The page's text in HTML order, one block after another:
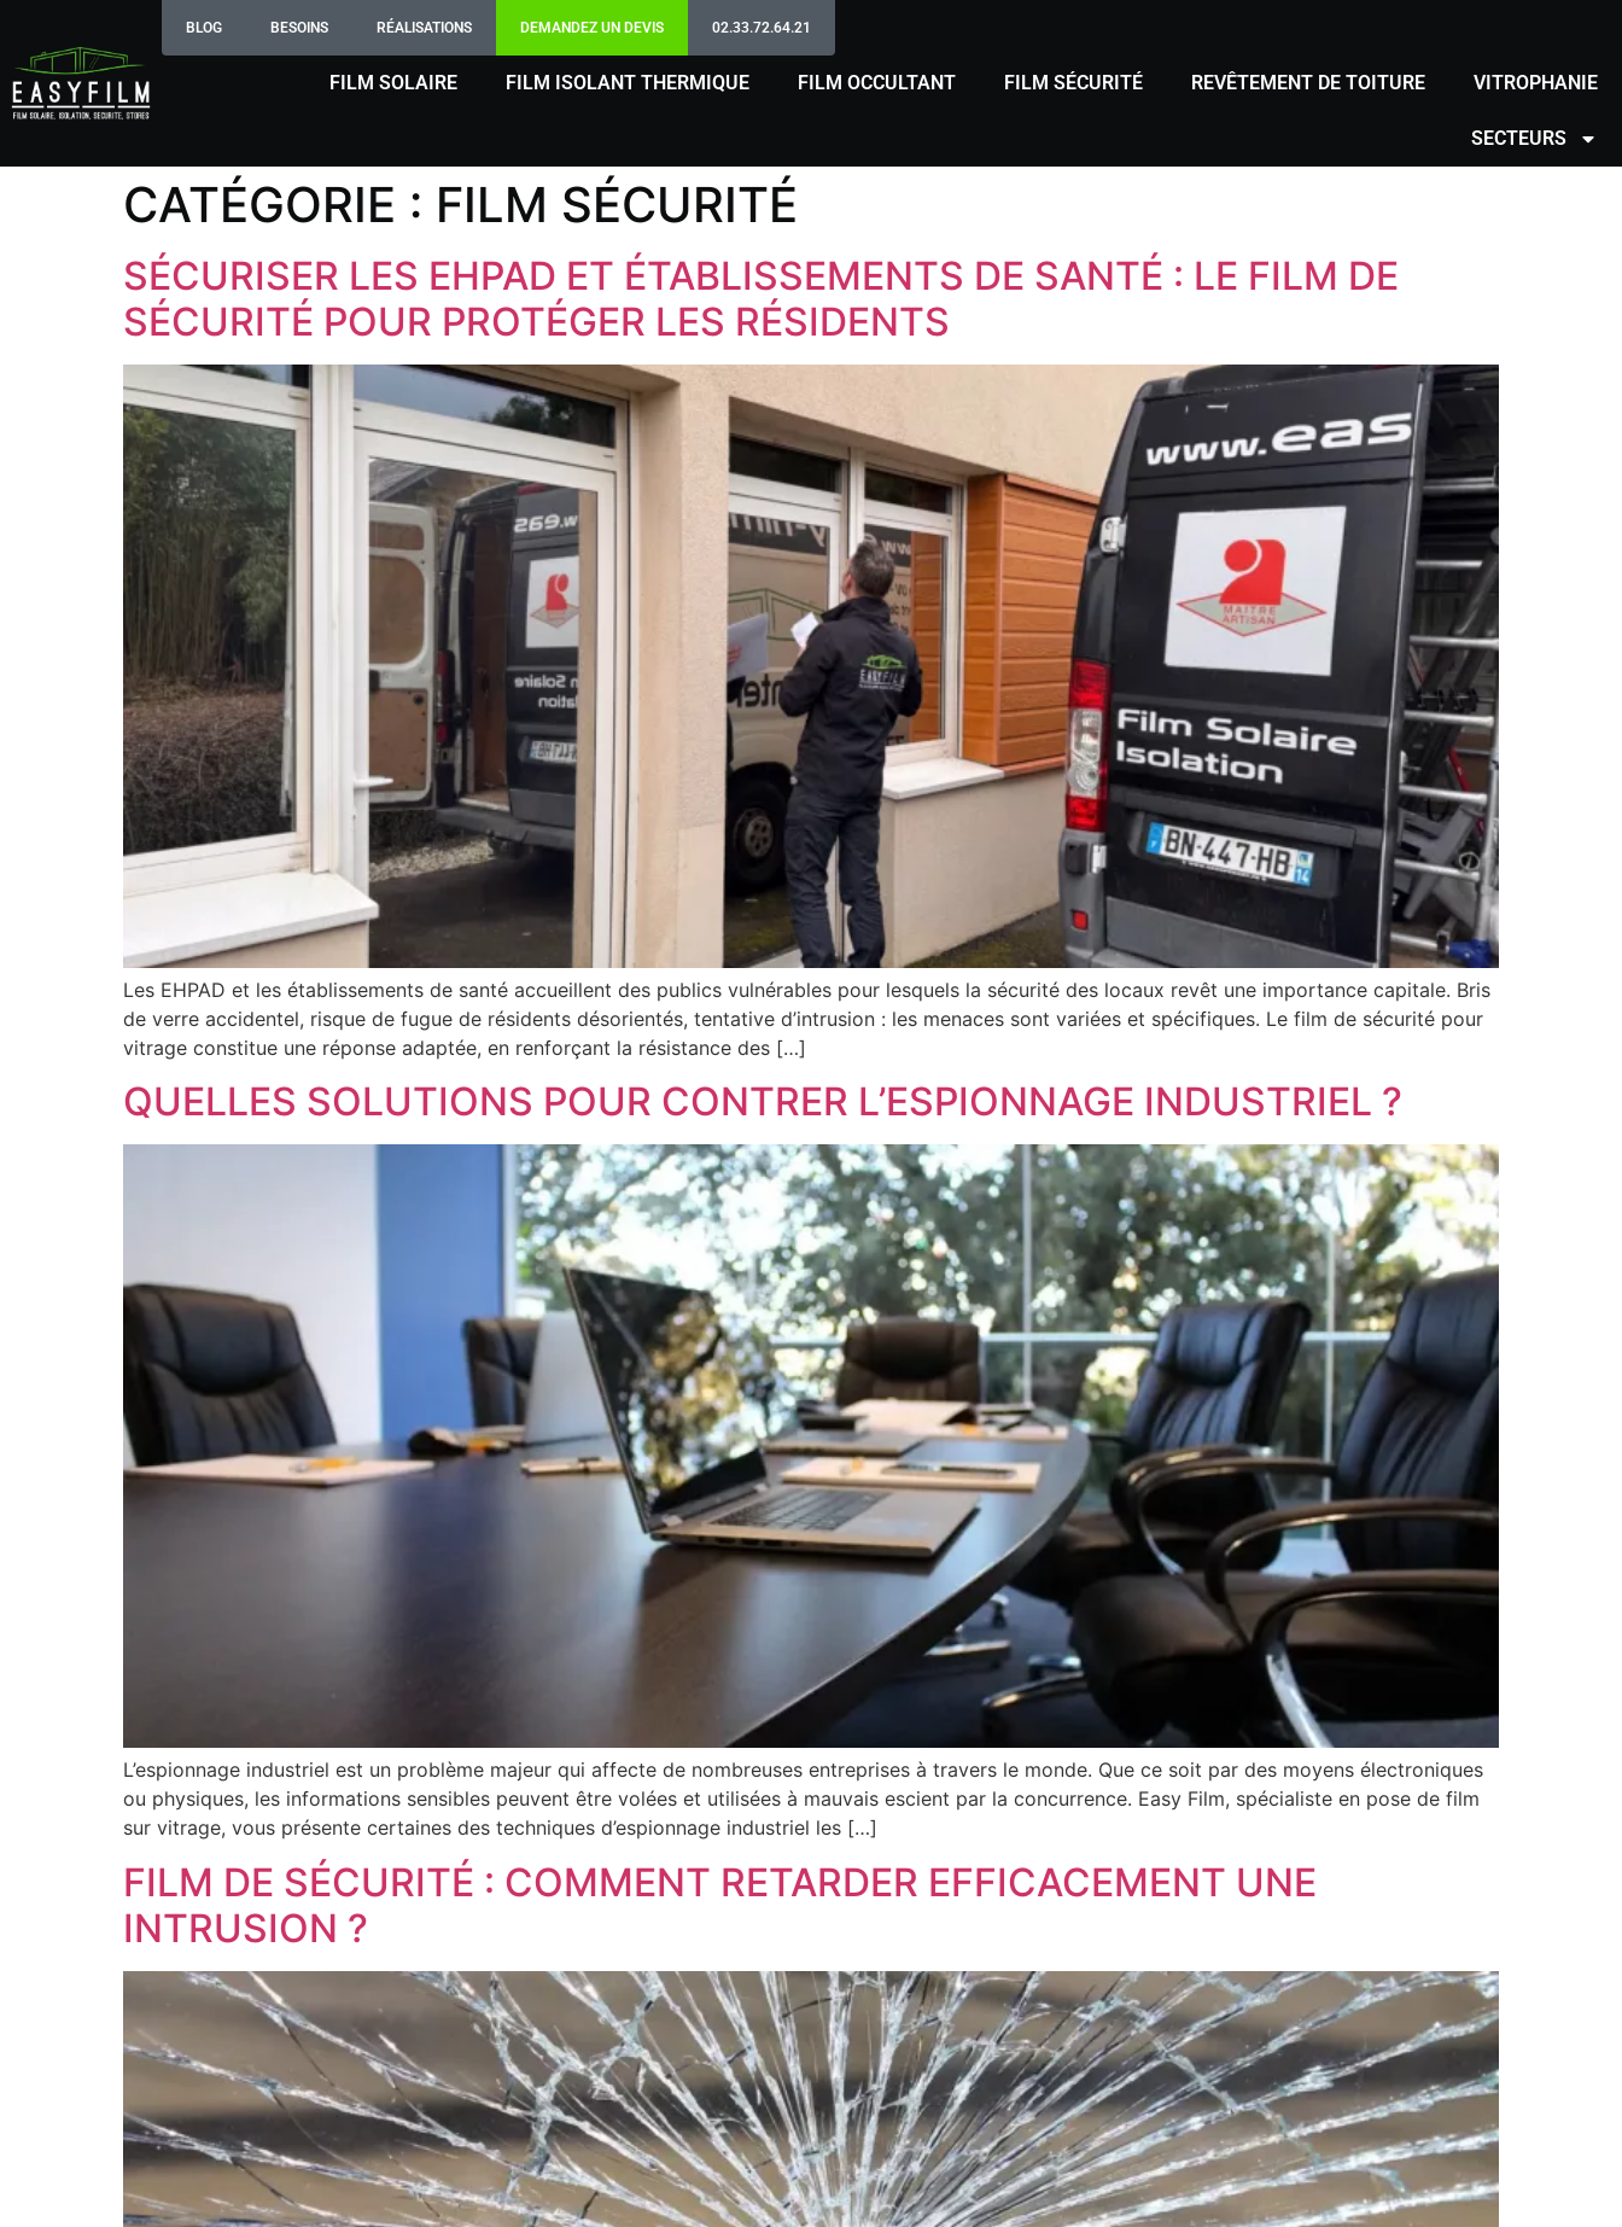
BLOG BESOINS RÉALISATIONS DEMANDEZ UN DEVIS 02.33.72.64.21
FILM SOLAIRE FILM ISOLANT THERMIQUE FILM OCCULTANT FILM SÉCURITÉ REVÊTEMENT DE TOITURE VITROPHANIE
SECTEURS
CATÉGORIE : FILM SÉCURITÉ
SÉCURISER LES EHPAD ET ÉTABLISSEMENTS DE SANTÉ : LE FILM DE
SÉCURITÉ POUR PROTÉGER LES RÉSIDENTS
Les EHPAD et les établissements de santé accueillent des publics vulnérables pour lesquels la sécurité des locaux revêt une importance capitale. Bris
de verre accidentel, risque de fugue de résidents désorientés, tentative d’intrusion : les menaces sont variées et spécifiques. Le film de sécurité pour
vitrage constitue une réponse adaptée, en renforçant la résistance des […]
QUELLES SOLUTIONS POUR CONTRER L’ESPIONNAGE INDUSTRIEL ?
L’espionnage industriel est un problème majeur qui affecte de nombreuses entreprises à travers le monde. Que ce soit par des moyens électroniques
ou physiques, les informations sensibles peuvent être volées et utilisées à mauvais escient par la concurrence. Easy Film, spécialiste en pose de film
sur vitrage, vous présente certaines des techniques d’espionnage industriel les […]
FILM DE SÉCURITÉ : COMMENT RETARDER EFFICACEMENT UNE
INTRUSION ?